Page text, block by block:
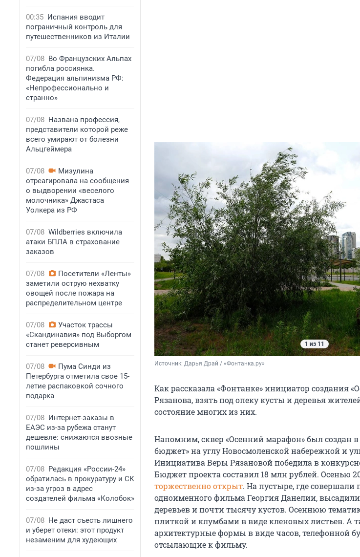
00:35 Испания вводит
пограничный контроль для
путешественников из Италии
07/08 Во Французских Альпах
погибла россиянка.
Федерация альпинизма РФ:
«Непрофессионально и
странно»
07/08 Названа профессия,
представители которой реже
всего умирают от болезни
Альцгеймера
07/08
Мизулина
отреагировала на сообщения
о выдворении «веселого
молочника» Джастаса
Уолкера из РФ
07/08 Wildberries включила
атаки БПЛА в страхование
заказов
07/08
Посетители «Ленты»
заметили острую нехватку
овощей после пожара на
распределительном центре
07/08
Участок трассы
«Скандинавия» под Выборгом
станет реверсивным
07/08
Пума Синди из
Петербурга отметила свое 15-
летие распаковкой сочного
подарка
07/08 Интернет-заказы в
ЕАЭС из-за рубежа станут
дешевле: снижаются ввозные
пошлины
07/08 Редакция «России-24»
обратилась в прокуратуру и СК
из-за угроз в адрес
создателей фильма «Колобок»
07/08 Не даст съесть лишнего
и уберет отеки: этот продукт
незаменим для худеющих
1 из 11
Источник: Дарья Драй / «Фонтанка.ру»
Как рассказала «Фонтанке» инициатор создания
Рязанова, взять под опеку кусты и деревья
состояние многих из них.
Напомним, сквер «Осенний марафон» был создан
бюджет» на углу Новосмоленской набережной и
Инициатива Веры Рязановой победила в
Бюджет проекта составил 18 млн рублей. Осенью
торжественно открыт. На пустыре, где совершали
одноименного фильма Георгия Данелии,
деревьев и почти тысячу кустов. Осеннюю
плиткой и клумбами в виде кленовых листьев. А
архитектурные формы в виде часов, телефонной
отсылающие к фильму.